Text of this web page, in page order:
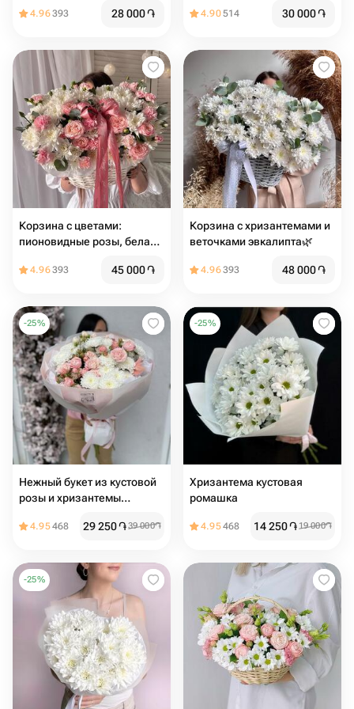
4.96393 28 000֏ 4.90514 30 000֏
Корзина с цветами:
пионовидные розы, белая
веточки эвкалипта🌸
4.96393 45 000֏
Корзина с хризантемами и
веточками эвкалипта🌿
4.96393 48 000֏
-25%
Нежный букет из кустовой
розы и хризантемы
профиле магазина»
4.95468 29 250֏39 000֏
-25%
Хризантема кустовая
ромашка
4.95468 14 250֏19 000֏
-25%